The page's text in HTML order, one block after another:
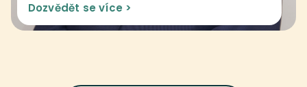
Dozvědět se více >